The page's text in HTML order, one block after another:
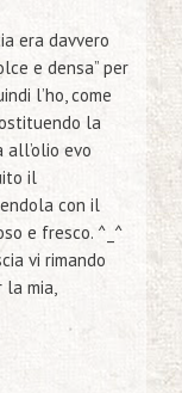
era davvero
e densa” per
l’ho, come
la
evo
il
con il
e fresco. ^_^
vi rimando
la mia,